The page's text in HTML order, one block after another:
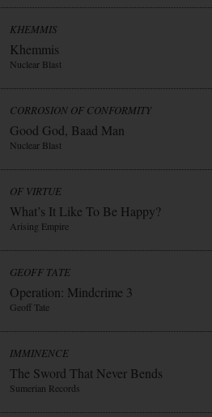
KHEMMIS
Khemmis
Nuclear Blast
CORROSION OF CONFORMITY
Good God, Baad Man
Nuclear Blast
OF VIRTUE
What’s It Like To Be Happy?
Arising Empire
GEOFF TATE
Operation: Mindcrime 3
Geoff Tate
IMMINENCE
The Sword That Never Bends
Sumerian Records